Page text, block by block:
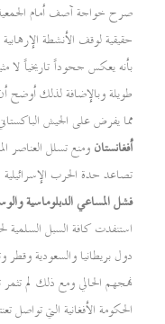
صرح خواجة آصف أمام
حقيقية لوقف الأنشطة
بأنه يعكس جحوداً تاريخياً لا
طويلة وبالإضافة لذلك أوضح
مما يفرض على الجيش
أفغانستانومنع تسلل العناصر
تصاعد حدة الحرب الإسرائيلية
فشل المساعي الدبلوماسية
استنفدت كافة السبل السلمية
دول بريطانيا والسعودية وقطر
نهجهم الحالي ومع ذلك لم
الحكومة الأفغانية التي تواصل